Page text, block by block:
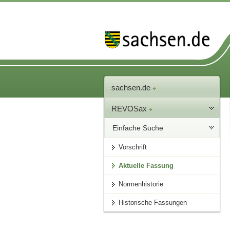
sachsen.de
REVOSax
Einfache Suche
Vorschrift
Aktuelle Fassung
Normenhistorie
Historische Fassungen